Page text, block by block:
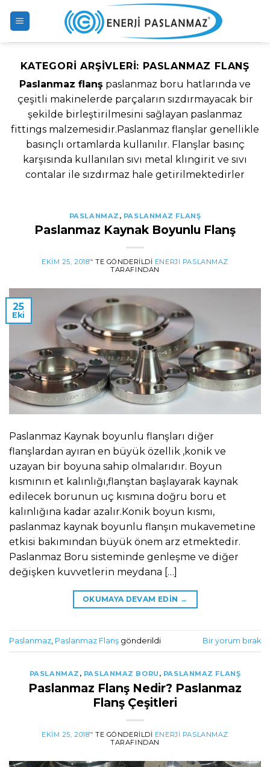
KATEGORI ARŞIVLERI: PASLANMAZ FLANŞ
Paslanmaz flanş paslanmaz boru hatlarında ve
çeşitli makinelerde parçaların sızdırmayacak bir
şekilde birleştirilmesini sağlayan paslanmaz
fittings malzemesidir.Paslanmaz flanşlar genellikle
basınçlı ortamlarda kullanılır. Flanşlar basınç
karşısında kullanılan sıvı metal klıngirit ve sıvı
contalar ile sızdırmaz hale getirilmektedirler
PASLANMAZ , PASLANMAZ FLANŞ
Paslanmaz Kaynak Boyunlu Flanş
EKIM 25, 2018’' TE GÖNDERILDI ENERJI PASLANMAZ
TARAFINDAN
25
Eki
Paslanmaz Kaynak boyunlu flanşları diğer
flanşlardan ayıran en büyük özellik ,konik ve
uzayan bir boyuna sahip olmalarıdır. Boyun
kısmının et kalınlığı,flanştan başlayarak kaynak
edilecek borunun uç kısmına doğru boru et
kalınlığına kadar azalır.Konik boyun kısmı,
paslanmaz kaynak boyunlu flanşın mukavemetine
etkisi bakımından büyük önem arz etmektedir.
Paslanmaz Boru sisteminde genleşme ve diğer
değişken kuvvetlerin meydana […]
OKUMAYA DEVAM EDIN →
Paslanmaz Paslanmaz Flanş gönderildi Bir yorum bırak
PASLANMAZ , PASLANMAZ BORU , PASLANMAZ FLANŞ
Paslanmaz Flanş Nedir? Paslanmaz
Flanş Çeşitleri
EKIM 25, 2018’' TE GÖNDERILDI ENERJI PASLANMAZ
TARAFINDAN